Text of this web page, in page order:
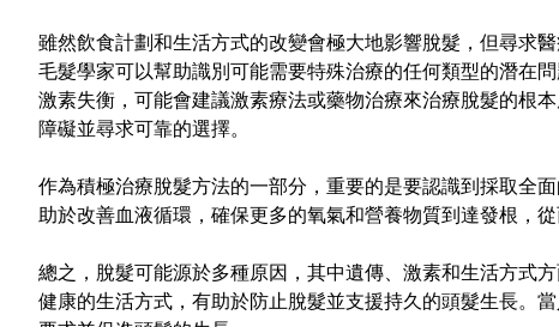
雖然飲食計劃和生活方式的改變會極大地影響脫髮，但尋求
毛髮學家可以幫助識別可能需要特殊治療的任何類型的潛在
激素失衡，可能會建議激素療法或藥物治療來治療脫髮的根
障礙並尋求可靠的選擇。
作為積極治療脫髮方法的一部分，重要的是要認識到採取全
助於改善血液循環，確保更多的氧氣和營養物質到達發根，從
總之，脫髮可能源於多種原因，其中遺傳、激素和生活方式
健康的生活方式，有助於防止脫髮並支援持久的頭髮生長。